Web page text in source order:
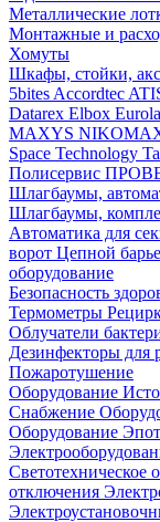
Металлические
Монтажные и
Хомуты
Шкафы, стойки,
5bites Accordtec
Datarex Elbox
MAXYS
Space Technology
Полисервис
Шлагбаумы,
Шлагбаумы,
Автоматика для
ворот Цепной
оборудование
Безопасность
Термометры
Облучатели
Дезинфекторы для
Пожаротушение
Оборудование
Снабжение
Оборудование
Светотехническое
отключения